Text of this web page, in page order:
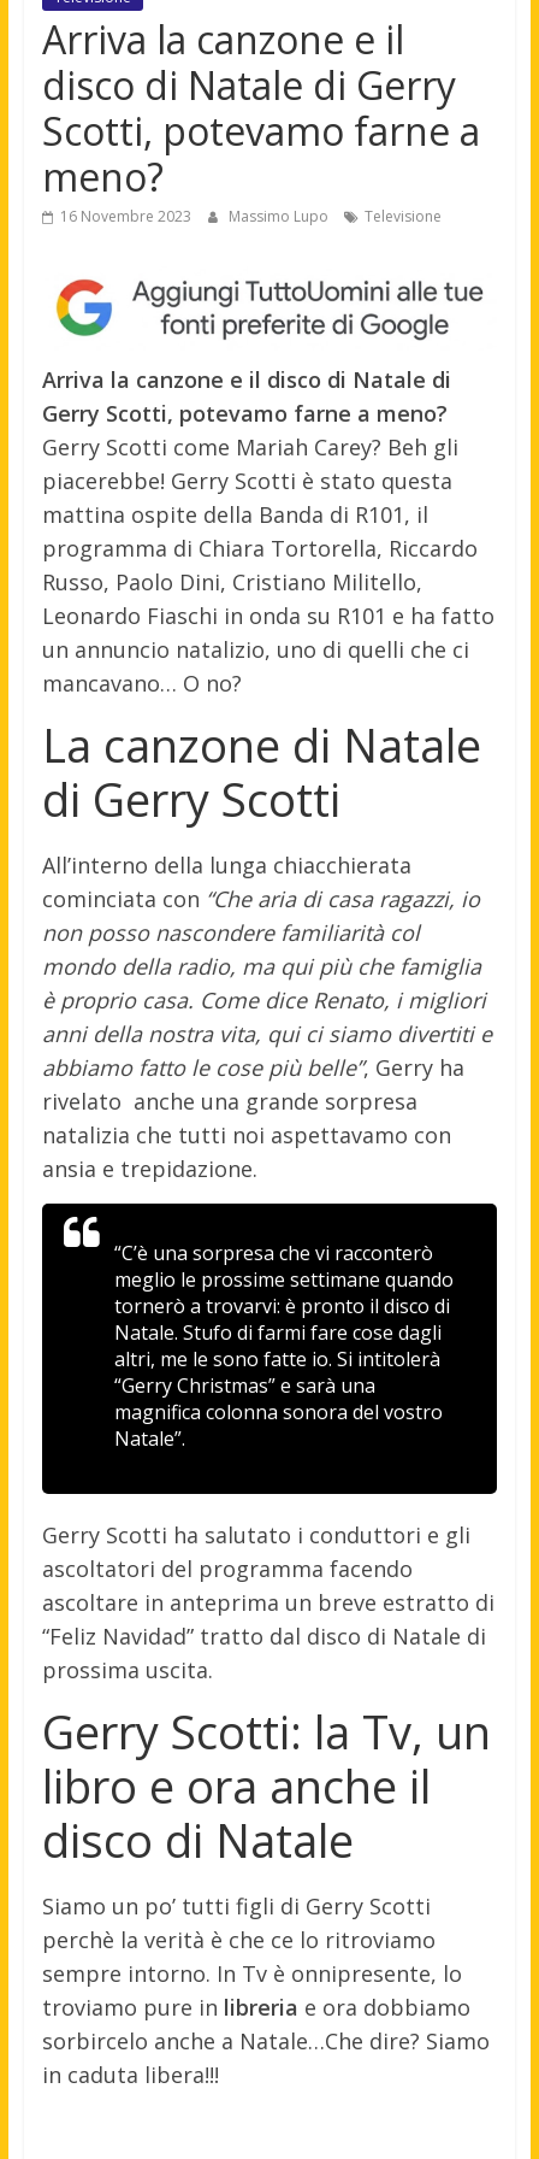
Arriva la canzone e il
disco di Natale di Gerry
Scotti, potevamo farne a
meno?
16 Novembre 2023 Massimo Lupo Televisione
Arriva la canzone e il disco di Natale di
Gerry Scotti, potevamo farne a meno?
Gerry Scotti come Mariah Carey? Beh gli
piacerebbe! Gerry Scotti è stato questa
mattina ospite della Banda di R101, il
programma di Chiara Tortorella, Riccardo
Russo, Paolo Dini, Cristiano Militello,
Leonardo Fiaschi in onda su R101 e ha fatto
un annuncio natalizio, uno di quelli che ci
mancavano… O no?
La canzone di Natale
di Gerry Scotti
All’interno della lunga chiacchierata
cominciata con “Che aria di casa ragazzi, io
non posso nascondere familiarità col
mondo della radio, ma qui più che famiglia
è proprio casa. Come dice Renato, i migliori
anni della nostra vita, qui ci siamo divertiti e
abbiamo fatto le cose più belle”, Gerry ha
rivelato anche una grande sorpresa
natalizia che tutti noi aspettavamo con
ansia e trepidazione.
“C’è una sorpresa che vi racconterò
meglio le prossime settimane quando
tornerò a trovarvi: è pronto il disco di
Natale. Stufo di farmi fare cose dagli
altri, me le sono fatte io. Si intitolerà
“Gerry Christmas” e sarà una
magnifica colonna sonora del vostro
Natale”.
Gerry Scotti ha salutato i conduttori e gli
ascoltatori del programma facendo
ascoltare in anteprima un breve estratto di
“Feliz Navidad” tratto dal disco di Natale di
prossima uscita.
Gerry Scotti: la Tv, un
libro e ora anche il
disco di Natale
Siamo un po’ tutti figli di Gerry Scotti
perchè la verità è che ce lo ritroviamo
sempre intorno. In Tv è onnipresente, lo
troviamo pure in libreria e ora dobbiamo
sorbircelo anche a Natale…Che dire? Siamo
in caduta libera!!!